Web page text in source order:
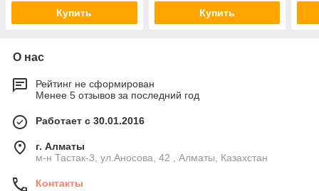
Купить Купить
О нас
Рейтинг не сформирован
Менее 5 отзывов за последний год
Работает с 30.01.2016
г. Алматы
м-н Тастак-3, ул.Аносова, 42 , Алматы, Казахстан
Контакты